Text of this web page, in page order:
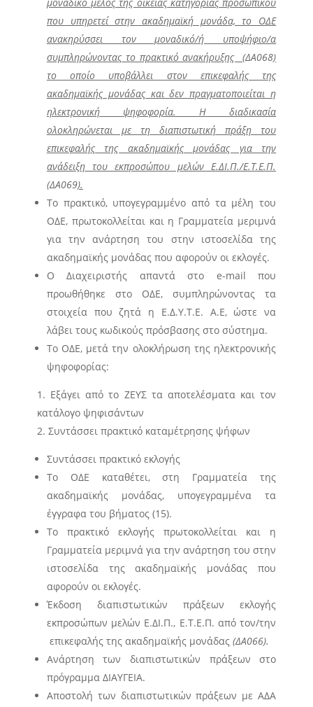
που υπηρετεί στην ακαδημαϊκή μονάδα, το ΟΔΕ
ανακηρύσσει τον μοναδικό/ή υποψήφιο/α
συμπληρώνοντας το πρακτικό ανακήρυξης (ΔΑ068)
το οποίο υποβάλλει στον επικεφαλής της
ακαδημαϊκής μονάδας και δεν πραγματοποιείται η
ηλεκτρονική ψηφοφορία. Η διαδικασία
ολοκληρώνεται με τη διαπιστωτική πράξη του
επικεφαλής της ακαδημαϊκής μονάδας για την
ανάδειξη του εκπροσώπου μελών Ε.ΔΙ.Π./Ε.Τ.Ε.Π.
(ΔΑ069).
Το πρακτικό, υπογεγραμμένο από τα μέλη του
ΟΔΕ, πρωτοκολλείται και η Γραμματεία μεριμνά
για την ανάρτηση του στην ιστοσελίδα της
ακαδημαϊκής μονάδας που αφορούν οι εκλογές.
Ο Διαχειριστής απαντά στο e-mail που
προωθήθηκε στο ΟΔΕ, συμπληρώνοντας τα
στοιχεία που ζητά η Ε.Δ.Υ.Τ.Ε. Α.Ε, ώστε να
λάβει τους κωδικούς πρόσβασης στο σύστημα.
Το ΟΔΕ, μετά την ολοκλήρωση της ηλεκτρονικής
ψηφοφορίας:
Εξάγει από το ΖΕΥΣ τα αποτελέσματα και τον
κατάλογο ψηφισάντων
Συντάσσει πρακτικό καταμέτρησης ψήφων
Συντάσσει πρακτικό εκλογής
Το ΟΔΕ καταθέτει, στη Γραμματεία της
ακαδημαϊκής μονάδας, υπογεγραμμένα τα
έγγραφα του βήματος (15).
Το πρακτικό εκλογής πρωτοκολλείται και η
Γραμματεία μεριμνά για την ανάρτηση του στην
ιστοσελίδα της ακαδημαϊκής μονάδας που
αφορούν οι εκλογές.
Έκδοση διαπιστωτικών πράξεων εκλογής
εκπροσώπων μελών Ε.ΔΙ.Π., Ε.Τ.Ε.Π. από τον/την
επικεφαλής της ακαδημαϊκής μονάδας (ΔΑ066).
Ανάρτηση των διαπιστωτικών πράξεων στο
πρόγραμμα ΔΙΑΥΓΕΙΑ.
Αποστολή των διαπιστωτικών πράξεων με ΑΔΑ